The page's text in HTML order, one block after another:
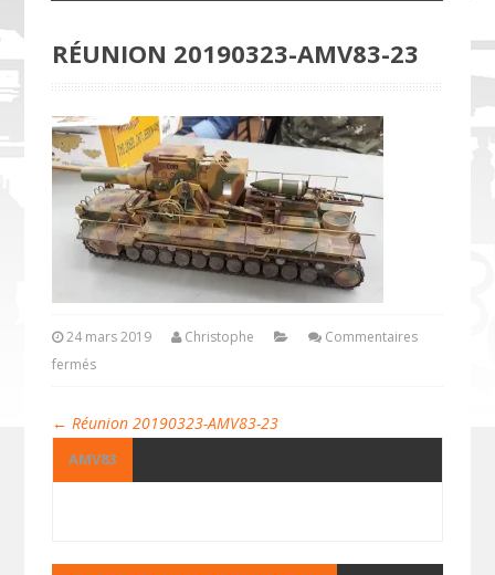
RÉUNION 20190323-AMV83-23
24 mars 2019 Christophe
Commentaires
fermés
← Réunion 20190323-AMV83-23
AMV83